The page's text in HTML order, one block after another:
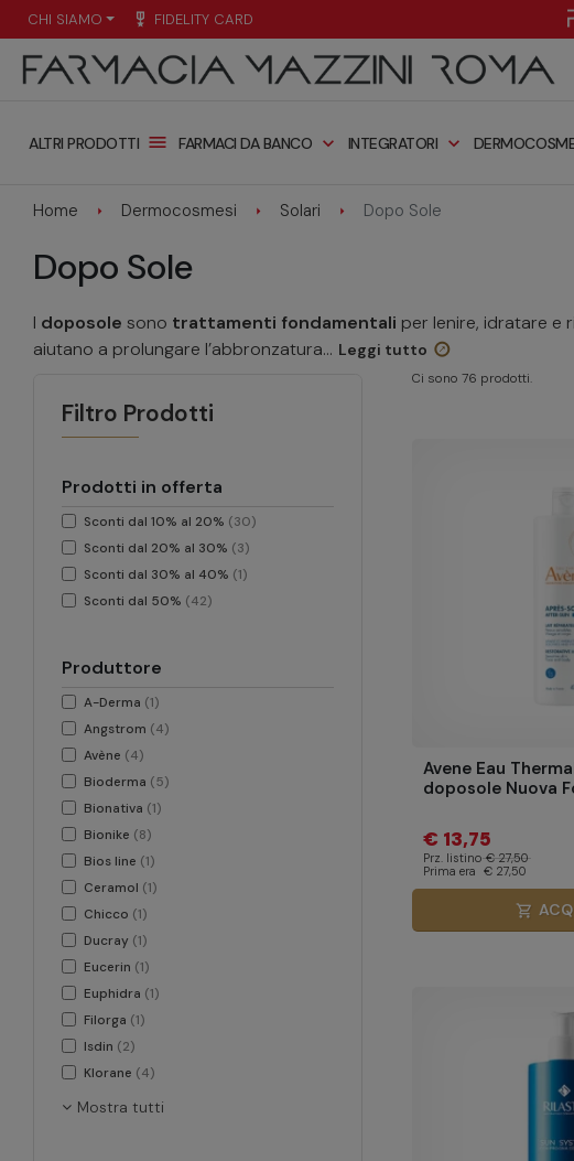
CHI SIAMO military_tech FIDELITY CARD
ALTRI PRODOTTI menu FARMACI DA BANCO expand_more INTEGRATORI expand_more
Home Dermocosmesi Solari Dopo Sole
Dopo Sole
I doposole sono trattamenti fondamentali per lenire, idratare e
aiutano a prolungare l’abbronzatura... Leggi tutto
Filtro Prodotti
Prodotti in offerta
Sconti dal 10% al 20% (30)
Sconti dal 20% al 30% (3)
Sconti dal 30% al 40% (1)
Sconti dal 50% (42)
Produttore
A-Derma (1)
Angstrom (4)
Avène (4)
Bioderma (5)
Bionativa (1)
Bionike (8)
Bios line (1)
Ceramol (1)
Chicco (1)
Ducray (1)
Eucerin (1)
Euphidra (1)
Filorga (1)
Isdin (2)
Klorane (4)
Mostra tutti
Ci sono 76 prodotti.
Avene Eau
doposole Nuova
€ 13,75
Prz. listino € 27,50
Prima era € 27,50
shopping_cart